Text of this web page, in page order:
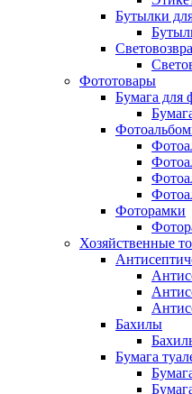
Бутылки
Фототовары
Бумага для
Фоторамки
Хозяйственные
Бахилы
Бумага